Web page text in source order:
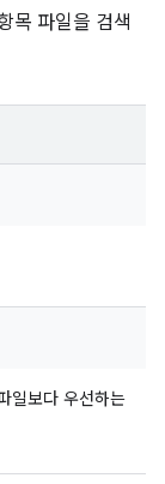
목 파일을 검색
일보다 우선하는